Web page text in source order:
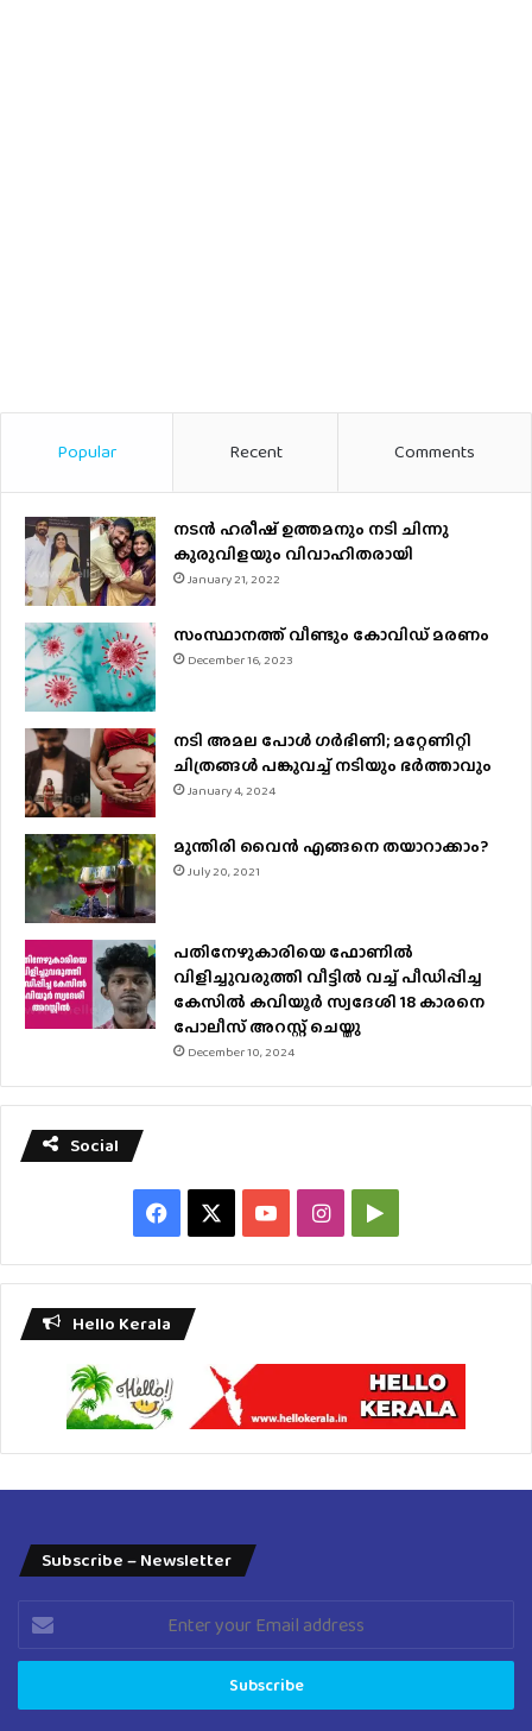
Popular Recent Comments
നടന്‍ ഹരീഷ് ഉത്തമനും നടി ചിന്നു
കുരുവിളയും വിവാഹിതരായി
January 21, 2022
സംസ്ഥാനത്ത് വീണ്ടും കോവിഡ് മരണം
December 16, 2023
നടി അമല പോൾ ​ഗർഭിണി; മറ്റേണിറ്റി
ചിത്രങ്ങള്‍ പങ്കുവച്ച് നടിയും ഭർത്താവും
January 4, 2024
മുന്തിരി വൈന്‍ എങ്ങനെ തയാറാക്കാം?
July 20, 2021
പതിനേഴുകാരിയെ ഫോണിൽ
വിളിച്ചുവരുത്തി വീട്ടിൽ വച്ച് പീഡിപ്പിച്ച
കേസിൽ കവിയൂർ സ്വദേശി 18 കാരനെ
പോലീസ് അറസ്റ്റ് ചെയ്തു
December 10, 2024
Social
Facebook YouTubeInstagramGoogle
Play
Hello Kerala
Subscribe – Newsletter
your
Email